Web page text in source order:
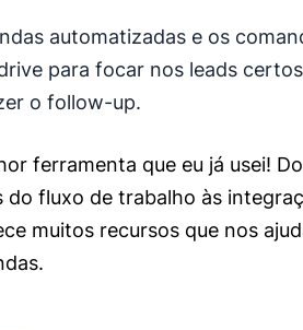
automatizadas e os
para focar nos leads
o follow-up.
ferramenta que eu já usei!
do fluxo de trabalho às
muitos recursos que nos